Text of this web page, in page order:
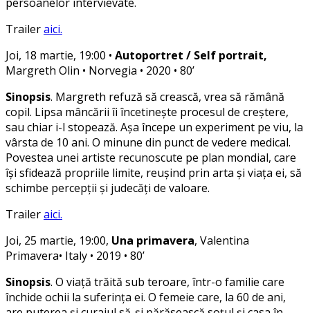
Traileraici.
Joi, 18 martie, 19:00 • Autoportret / Self portrait,
Margreth Olin • Norvegia • 2020 • 80’
Sinopsis. Margreth refuză să crească, vrea să rămână
copil. Lipsa mâncării îi încetinește procesul de creștere,
sau chiar i-l stopează. Așa începe un experiment pe viu, la
vârsta de 10 ani. O minune din punct de vedere medical.
Povestea unei artiste recunoscute pe plan mondial, care
își sfidează propriile limite, reușind prin arta și viața ei, să
schimbe percepții și judecăți de valoare.
Traileraici.
Joi, 25 martie, 19:00, Una primavera, Valentina
Primavera• Italy • 2019 • 80’
Sinopsis. O viață trăită sub teroare, într-o familie care
închide ochii la suferința ei. O femeie care, la 60 de ani,